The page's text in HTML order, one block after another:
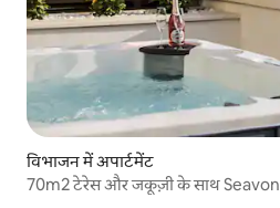
विभाजन में अपार्टमेंट
70m2 टेरेस और जकूज़ी के साथ